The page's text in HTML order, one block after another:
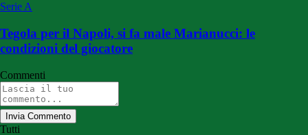
Serie A
Tegola per il Napoli, si fa male Marianucci: le
condizioni del giocatore
Commenti
Invia Commento
Tutti